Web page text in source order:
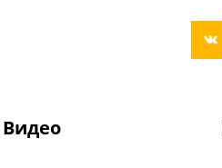
Видео